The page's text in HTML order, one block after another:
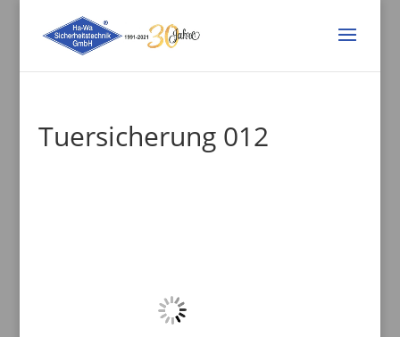
Tuersicherung 012